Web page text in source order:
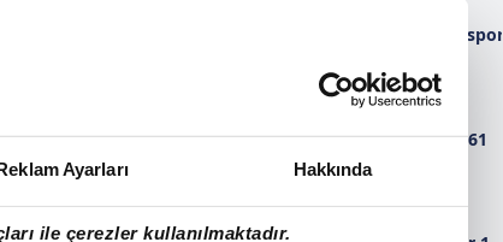
Ayarları Hakkında
ile çerezler kullanılmaktadır.
Kahramanmaraşspor
Bursaspor 1-1 1461
Trabzon